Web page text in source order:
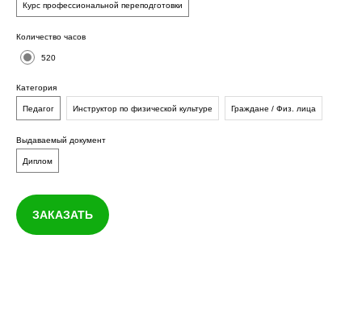
Курс профессиональной переподготовки
Количество часов
520
Категория
Педагог Инструктор по физической культуре Граждане / Физ. лица
Выдаваемый документ
Диплом
ЗАКАЗАТЬ